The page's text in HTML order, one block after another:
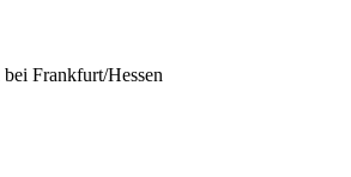
bei Frankfurt/Hessen